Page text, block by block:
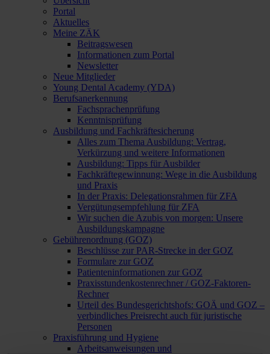
Portal
Aktuelles
Meine ZÄK
Beitragswesen
Informationen zum Portal
Newsletter
Neue Mitglieder
Young Dental Academy (YDA)
Berufsanerkennung
Fachsprachenprüfung
Kenntnisprüfung
Ausbildung und Fachkräftesicherung
Alles zum Thema Ausbildung: Vertrag,
Verkürzung und weitere Informationen
Ausbildung: Tipps für Ausbilder
Fachkräftegewinnung: Wege in die Ausbildung
und Praxis
In der Praxis: Delegationsrahmen für ZFA
Vergütungsempfehlung für ZFA
Wir suchen die Azubis von morgen: Unsere
Ausbildungskampagne
Gebührenordnung (GOZ)
Beschlüsse zur PAR-Strecke in der GOZ
Formulare zur GOZ
Patienteninformationen zur GOZ
Praxisstundenkostenrechner / GOZ-Faktoren-
Rechner
Urteil des Bundesgerichtshofs: GOÄ und GOZ –
verbindliches Preisrecht auch für juristische
Personen
Praxisführung und Hygiene
Arbeitsanweisungen und